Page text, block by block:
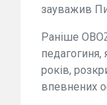
зауважив
Раніше
років,
впевнених